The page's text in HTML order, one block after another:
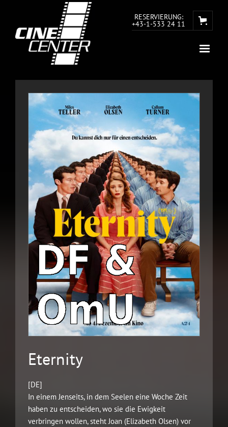
RESERVIERUNG:
+43-1-533 24 11
Eternity
[DE]
In einem Jenseits, in dem Seelen eine Woche Zeit
haben zu entscheiden, wo sie die Ewigkeit
verbringen wollen, steht Joan (Elizabeth Olsen) vor